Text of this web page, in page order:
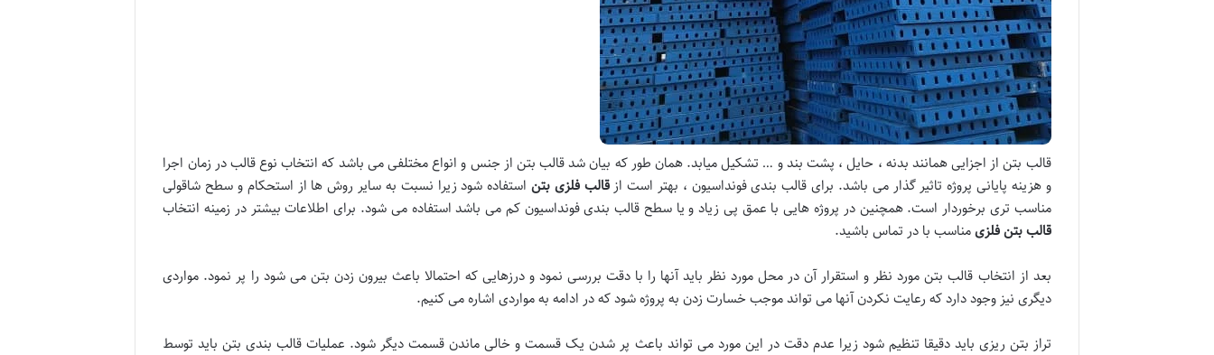
قالب بتن از اجزایی همانند بدنه ، حایل ، پشت بند و … تشکیل میابد. همان طور که بیان شد قالب بتن از جنس و انواع مختلفی می باشد که انتخاب نوع قالب در زمان اجرا
و هزینه پایانی پروژه تاثیر گذار می باشد. برای قالب بندی فونداسیون ، بهتر است ازقالب فلزی بتن استفاده شود زیرا نسبت به سایر روش ها از استحکام و سطح شاقولی
مناسب تری برخوردار است. همچنین در پروژه هایی با عمق پی زیاد و یا سطح قالب بندی فونداسیون کم می باشد استفاده می شود. برای اطلاعات بیشتر در زمینه انتخاب
قالب بتن فلزیمناسب با در تماس باشید.
بعد از انتخاب قالب بتن مورد نظر و استقرار آن در محل مورد نظر باید آنها را با دقت بررسی نمود و درزهایی که احتمالا باعث بیرون زدن بتن می شود را پر نمود. مواردی
دیگری نیز وجود دارد که رعایت نکردن آنها می تواند موجب خسارت زدن به پروژه شود که در ادامه به مواردی اشاره می کنیم.
تراز بتن ریزی باید دقیقا تنظیم شود زیرا عدم دقت در این مورد می تواند باعث پر شدن یک قسمت و خالی ماندن قسمت دیگر شود. عملیات قالب بندی بتن باید توسط